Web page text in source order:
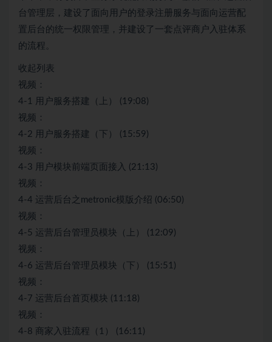
台管理层，建设了面向用户的登录注册服务与面向运营配
置后台的统一权限管理，并建设了一套点评商户入驻体系
的流程。
收起列表
视频：
4-1 用户服务搭建（上） (19:08)
视频：
4-2 用户服务搭建（下） (15:59)
视频：
4-3 用户模块前端页面接入 (21:13)
视频：
4-4 运营后台之metronic模版介绍 (06:50)
视频：
4-5 运营后台管理员模块（上） (12:09)
视频：
4-6 运营后台管理员模块（下） (15:51)
视频：
4-7 运营后台首页模块 (11:18)
视频：
4-8 商家入驻流程（1） (16:11)